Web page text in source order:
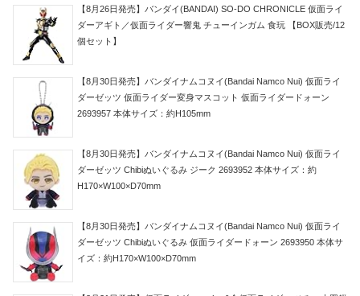
【8月26日発売】バンダイ(BANDAI) SO-DO CHRONICLE 仮面ライ
ダーアギト／仮面ライダー響鬼 チューインガム 食玩 【BOX販売/12
個セット】
【8月30日発売】バンダイナムコヌイ(Bandai Namco Nui) 仮面ライ
ダーゼッツ 仮面ライダー変身マスコット 仮面ライダードォーン
2693957 本体サイズ：約H105mm
【8月30日発売】バンダイナムコヌイ(Bandai Namco Nui) 仮面ライ
ダーゼッツ Chibiぬいぐるみ ジーク 2693952 本体サイズ：約
H170×W100×D70mm
【8月30日発売】バンダイナムコヌイ(Bandai Namco Nui) 仮面ライ
ダーゼッツ Chibiぬいぐるみ 仮面ライダードォーン 2693950 本体サ
イズ：約H170×W100×D70mm